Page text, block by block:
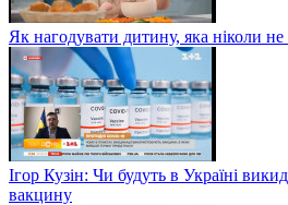
Як нагодувати дитину, яка ніколи
Ігор Кузін: Чи будуть в Україні
вакцину